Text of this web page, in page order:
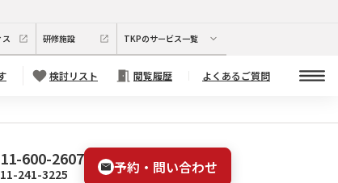
研修施設 TKPのサービス一覧
検討リスト 閲覧履歴 よくあるご質問
600-2607
241-3225 予約・問い合わせ